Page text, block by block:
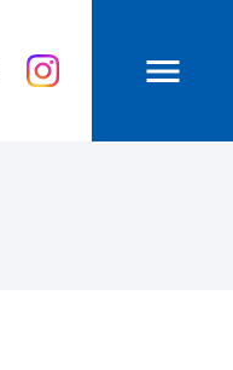
menu